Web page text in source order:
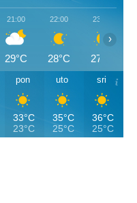
21:00
29°C
22:00
28°C
23:00
27°C
›
pon
33°C
23°C
uto
35°C
25°C
sri
36°C
25°C